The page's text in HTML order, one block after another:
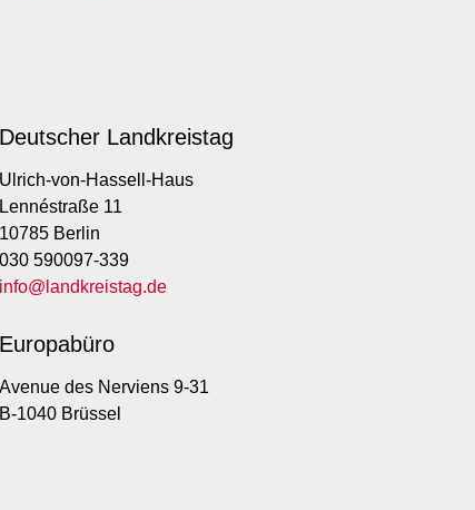
Deutscher Landkreistag
Ulrich-von-Hassell-Haus
Lennéstraße 11
10785 Berlin
030 590097-339
info@landkreistag.de
Europabüro
Avenue des Nerviens 9-31
B-1040 Brüssel